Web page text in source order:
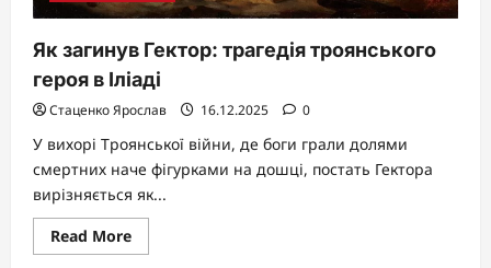
Як загинув Гектор: трагедія троянського
героя в Іліаді
Стаценко Ярослав 16.12.2025 0
У вихорі Троянської війни, де боги грали долями
смертних наче фігурками на дошці, постать Гектора
вирізняється як...
Read MoreRead
more